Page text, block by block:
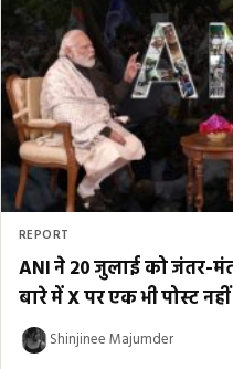
REPORT
ANI ने 20 जुलाई को जंतर-
बारे में X पर एक भी पोस्ट
Shinjinee Majumder